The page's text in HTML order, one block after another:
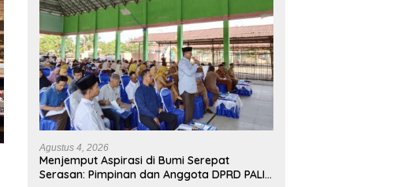
Agustus 4, 2026
Menjemput Aspirasi di Bumi Serepat
Serasan: Pimpinan dan Anggota DPRD PALI